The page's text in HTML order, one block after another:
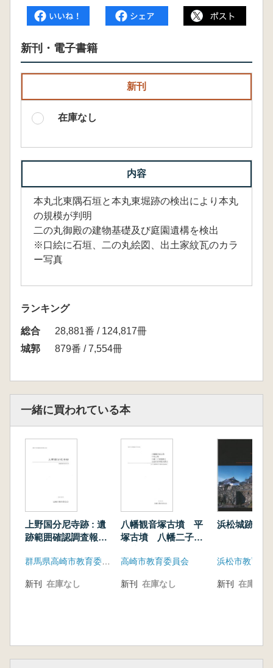
新刊・電子書籍
新刊
在庫なし
内容
本丸北東隅石垣と本丸東堀跡の検出により本丸
の規模が判明
二の丸御殿の建物基礎及び庭園遺構を検出
※口絵に石垣、二の丸絵図、出土家紋瓦のカラ
ー写真
ランキング
総合
28,881番 / 124,817冊
城郭
879番 / 7,554冊
一緒に買われている本
上野国分尼寺跡 : 遺
跡範囲確認調査報告
群馬県高崎市教育委員会
新刊 在庫なし
八幡観音塚古墳 平
塚古墳 八幡二子塚
古墳2
高崎市教育委員会
新刊 在庫なし
浜松城跡13
浜松市教育委
新刊 在庫なし